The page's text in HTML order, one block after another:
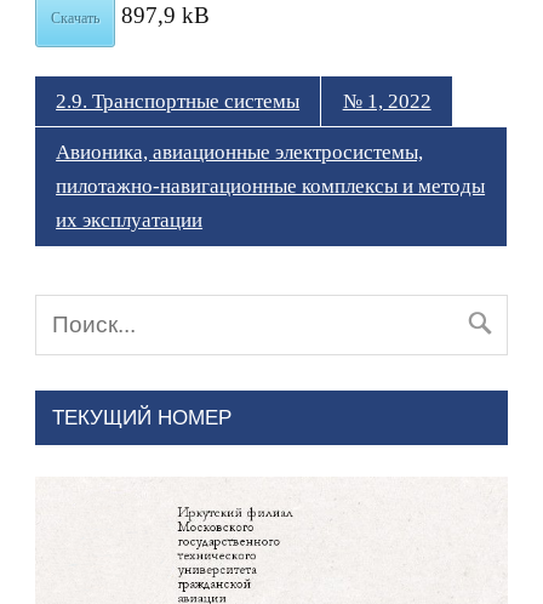
Скачать 897,9 kB
2.9. Транспортные системы № 1, 2022
Авионика, авиационные электросистемы,
пилотажно-навигационные комплексы и методы
их эксплуатации
ТЕКУЩИЙ НОМЕР